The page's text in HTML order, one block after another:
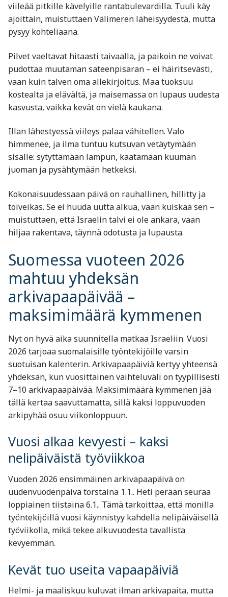
viileää pitkille kävelyille rantabulevardilla. Tuuli käy
ajoittain, muistuttaen Välimeren läheisyydestä, mutta
pysyy kohteliaana.
Pilvet vaeltavat hitaasti taivaalla, ja paikoin ne voivat
pudottaa muutaman sateenpisaran – ei häiritsevästi,
vaan kuin talven oma allekirjoitus. Maa tuoksuu
kostealta ja elävältä, ja maisemassa on lupaus uudesta
kasvusta, vaikka kevät on vielä kaukana.
Illan lähestyessä viileys palaa vähitellen. Valo
himmenee, ja ilma tuntuu kutsuvan vetäytymään
sisälle: sytyttämään lampun, kaatamaan kuuman
juoman ja pysähtymään hetkeksi.
Kokonaisuudessaan päivä on rauhallinen, hillitty ja
toiveikas. Se ei huuda uutta alkua, vaan kuiskaa sen –
muistuttaen, että Israelin talvi ei ole ankara, vaan
hiljaa rakentava, täynnä odotusta ja lupausta.
Suomessa vuoteen 2026
mahtuu yhdeksän
arkivapaapäivää –
maksimimäärä kymmenen
Nyt on hyvä aika suunnitella matkaa Israeliin. Vuosi
2026 tarjoaa suomalaisille työntekijöille varsin
suotuisan kalenterin. Arkivapaapäiviä kertyy yhteensä
yhdeksän, kun vuosittainen vaihteluväli on tyypillisesti
7–10 arkivapaapäivää. Maksimimäärä kymmenen jää
tällä kertaa saavuttamatta, sillä kaksi loppuvuoden
arkipyhää osuu viikonloppuun.
Vuosi alkaa kevyesti – kaksi
nelipäiväistä työviikkoa
Vuoden 2026 ensimmäinen arkivapaapäivä on
uudenvuodenpäivä torstaina 1.1.. Heti perään seuraa
loppiainen tiistaina 6.1.. Tämä tarkoittaa, että monilla
työntekijöillä vuosi käynnistyy kahdella nelipäiväisellä
työviikolla, mikä tekee alkuvuodesta tavallista
kevyemmän.
Kevät tuo useita vapaapäiviä
Helmi- ja maaliskuu kuluvat ilman arkivapaita, mutta